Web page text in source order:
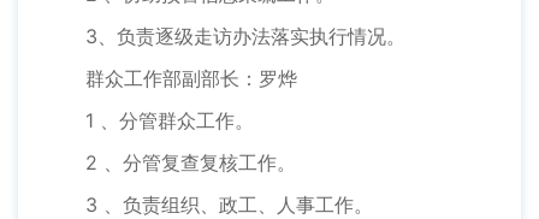
3、负责逐级走访办法落实执行情况。
群众工作部副部长：罗烨
1 、分管群众工作。
2 、分管复查复核工作。
3 、负责组织、政工、人事工作。